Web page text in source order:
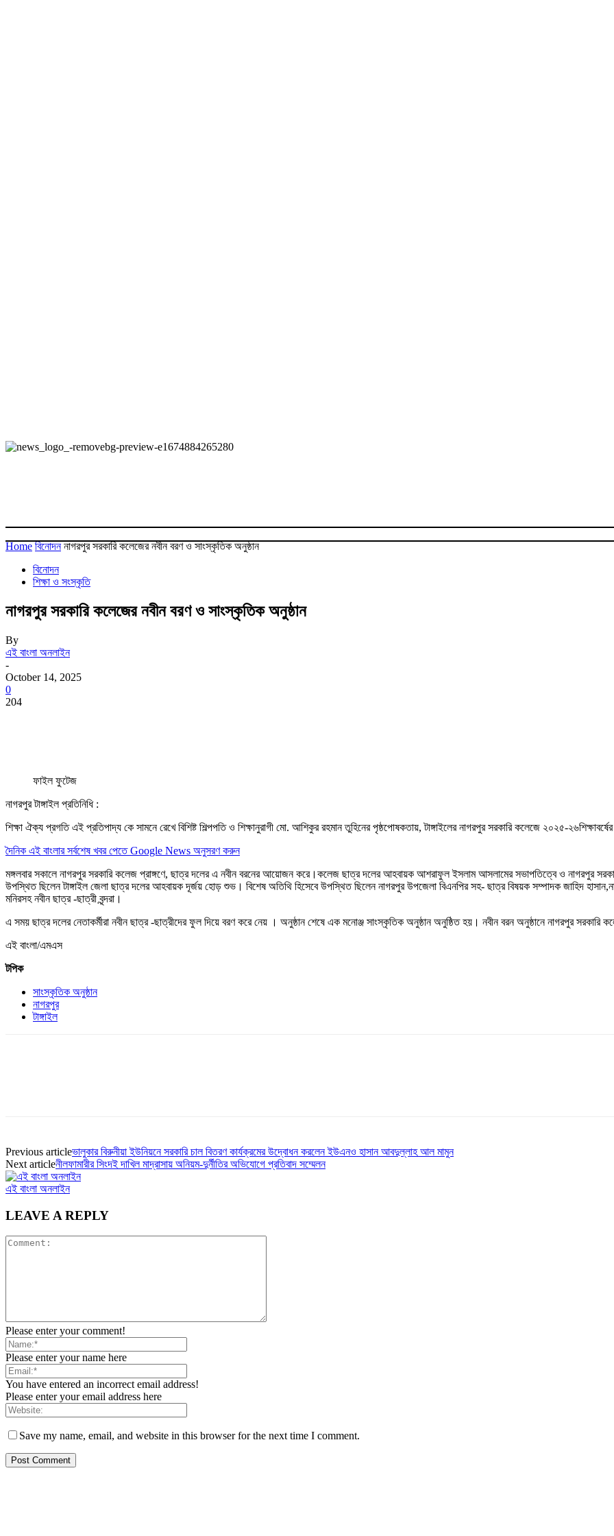
Home বিনোদন নাগরপুর সরকারি কলেজের নবীন বরণ ও সাংস্কৃতিক অনুষ্ঠান
বিনোদন
শিক্ষা ও সংস্কৃতি
নাগরপুর সরকারি কলেজের নবীন বরণ ও সাংস্কৃতিক অনুষ্ঠান
By
এই বাংলা অনলাইন
-
October 14, 2025
0
204
ফাইল ফুটেজ
নাগরপুর টাঙ্গাইল প্রতিনিধি :
শিক্ষা ঐক্য প্রগতি এই প্রতিপাদ্য কে সামনে রেখে বিশিষ্ট শিল্পপতি ও শিক্ষানুরাগী মো. আশিকুর রহমান তুহিনের পৃষ্ঠপোষকতায়, টাঙ্গাইলের নাগরপুর সরকারি কলেজে ২০২৫-
দৈনিক এই বাংলার সর্বশেষ খবর পেতে Google News অনুসরণ করুন
মঙ্গলবার সকালে নাগরপুর সরকারি কলেজ প্রাঙ্গণে, ছাত্র দলের এ নবীন বরনের আয়োজন করে।কলেজ ছাত্র দলের আহবায়ক আশরাফুল ইসলাম আসলামের সভাপতিত্বে ও নাগরপুর
উপস্থিত ছিলেন টাঙ্গাইল জেলা ছাত্র দলের আহবায়ক দূর্জয় হোড় শুভ। বিশেষ অতিথি হিসেবে উপস্থিত ছিলেন নাগরপুর উপজেলা বিএনপির সহ- ছাত্র বিষয়ক সম্পাদক জাহিদ
মনিরসহ নবীন ছাত্র -ছাত্রী বৃন্দরা।
এ সময় ছাত্র দলের নেতাকর্মীরা নবীন ছাত্র -ছাত্রীদের ফুল দিয়ে বরণ করে নেয় । অনুষ্ঠান শেষে এক মনোঞ্জ সাংস্কৃতিক অনুষ্ঠান অনুষ্ঠিত হয়। নবীন বরন অনুষ্ঠানে নাগরপুর সরকারি
এই বাংলা/এমএস
টপিক
সাংস্কৃতিক অনুষ্ঠান
নাগরপুর
টাঙ্গাইল
Previous articleভালুকার বিরুনীয়া ইউনিয়নে সরকারি চাল বিতরণ কার্যক্রমের উদ্বোধন করলেন ইউএনও হাসান আবদুল্লাহ আল মামুন
Next articleনীলফামারীর সিংদই দাখিল মাদ্রাসায় অনিয়ম-দুর্নীতির অভিযোগে প্রতিবাদ সম্মেলন
এই বাংলা অনলাইন
LEAVE A REPLY
Please enter your comment!
Please enter your name here
You have entered an incorrect email address!
Please enter your email address here
Save my name, email, and website in this browser for the next time I comment.